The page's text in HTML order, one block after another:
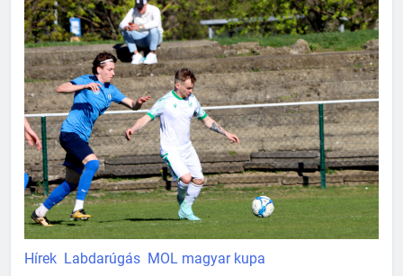
Hírek Labdarúgás MOL magyar kupa